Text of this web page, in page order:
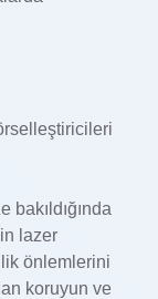
lazer
önlemlerini
koruyun ve